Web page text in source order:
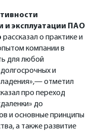
и эксплуатации ПАО
рассказал о практике и
компании в
для любой
и
отметил
про переход
до
и основные принципы
а также развитие